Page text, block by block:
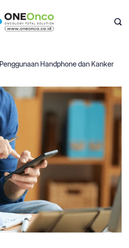
Penggunaan Handphone dan Kanker